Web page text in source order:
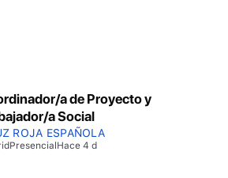
a de Proyecto y
a Social
ROJA ESPAÑOLA
PresencialHace 4 d